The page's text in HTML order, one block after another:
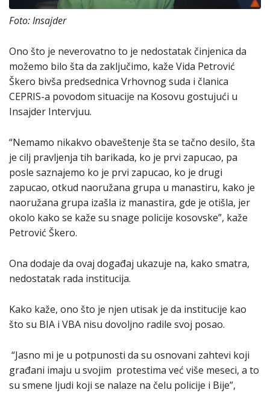
Foto: Insajder
Ono što je neverovatno to je nedostatak činjenica da
možemo bilo šta da zaključimo, kaže Vida Petrović
Škero bivša predsednica Vrhovnog suda i članica
CEPRIS-a povodom situacije na Kosovu gostujući u
Insajder Intervjuu.
“Nemamo nikakvo obaveštenje šta se tačno desilo, šta
je cilj pravljenja tih barikada, ko je prvi zapucao, pa
posle saznajemo ko je prvi zapucao, ko je drugi
zapucao, otkud naoružana grupa u manastiru, kako je
naoružana grupa izašla iz manastira, gde je otišla, jer
okolo kako se kaže su snage policije kosovske”, kaže
Petrović Škero.
Ona dodaje da ovaj događaj ukazuje na, kako smatra,
nedostatak rada institucija.
Kako kaže, ono što je njen utisak je da institucije kao
što su BIA i VBA nisu dovoljno radile svoj posao.
“Jasno mi je u potpunosti da su osnovani zahtevi koji
građani imaju u svojim protestima već više meseci, a to
su smene ljudi koji se nalaze na čelu policije i Bije”,